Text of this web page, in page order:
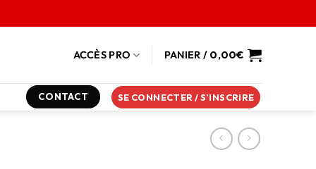
ACCÈS PRO PANIER / 0,00€
CONTACT SE CONNECTER / S’INSCRIRE